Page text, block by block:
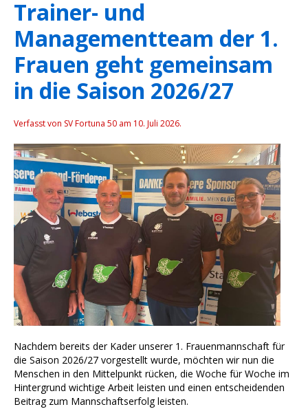
Trainer- und
Managementteam der 1.
Frauen geht gemeinsam
in die Saison 2026/27
Verfasst von SV Fortuna 50 am 10. Juli 2026.
Nachdem bereits der Kader unserer 1. Frauenmannschaft für
die Saison 2026/27 vorgestellt wurde, möchten wir nun die
Menschen in den Mittelpunkt rücken, die Woche für Woche im
Hintergrund wichtige Arbeit leisten und einen entscheidenden
Beitrag zum Mannschaftserfolg leisten.